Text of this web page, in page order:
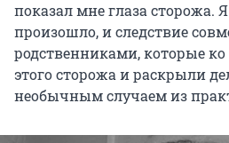
показал мне глаза сторожа.
произошло, и следствие
родственниками, которые
этого сторожа и раскрыли
необычным случаем из